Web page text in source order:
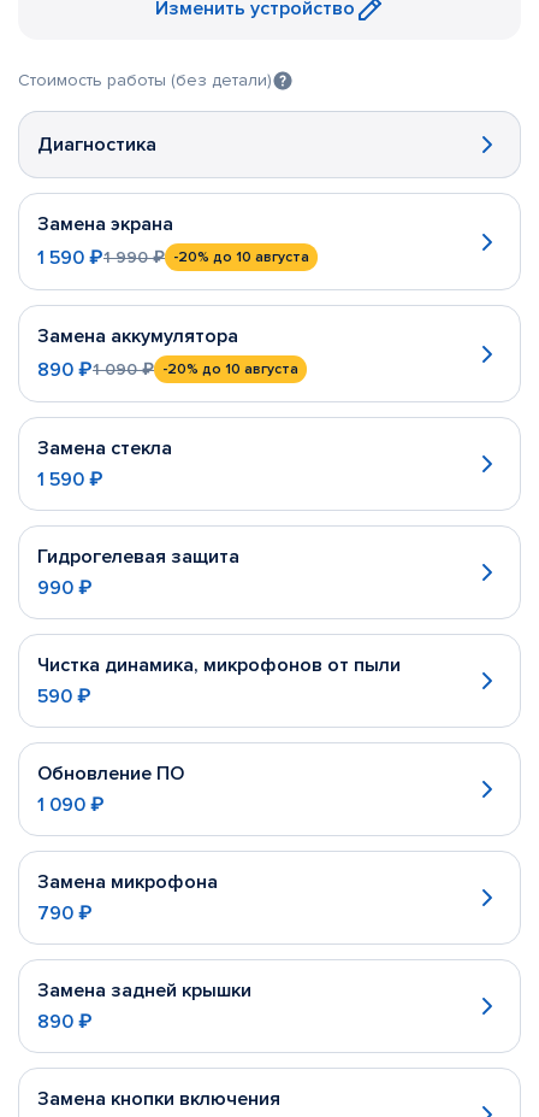
Изменить устройство
Стоимость работы (без детали)
Диагностика
Замена экрана
1 590 ₽1 990 ₽ -20% до 10 августа
Замена аккумулятора
890 ₽1 090 ₽ -20% до 10 августа
Замена стекла
1 590 ₽
Гидрогелевая защита
990 ₽
Чистка динамика, микрофонов от пыли
590 ₽
Обновление ПО
1 090 ₽
Замена микрофона
790 ₽
Замена задней крышки
890 ₽
Замена кнопки включения